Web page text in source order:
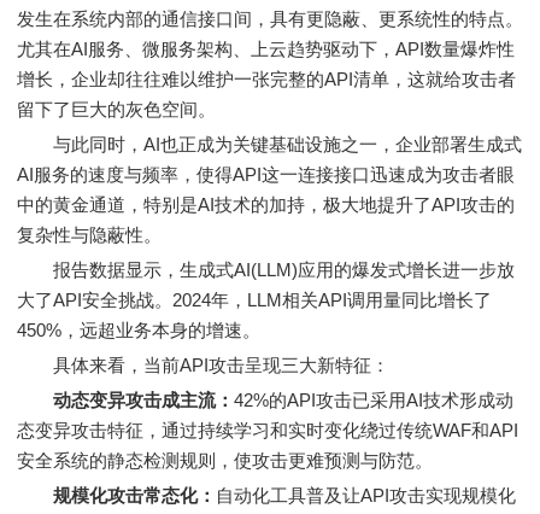
发生在系统内部的通信接口间，具有更隐蔽、更系统性的特点。
尤其在AI服务、微服务架构、上云趋势驱动下，API数量爆炸性
增长，企业却往往难以维护一张完整的API清单，这就给攻击者
留下了巨大的灰色空间。
与此同时，AI也正成为关键基础设施之一，企业部署生成式
AI服务的速度与频率，使得API这一连接接口迅速成为攻击者眼
中的黄金通道，特别是AI技术的加持，极大地提升了API攻击的
复杂性与隐蔽性。
报告数据显示，生成式AI(LLM)应用的爆发式增长进一步放
大了API安全挑战。2024年，LLM相关API调用量同比增长了
450%，远超业务本身的增速。
具体来看，当前API攻击呈现三大新特征：
动态变异攻击成主流： 42%的API攻击已采用AI技术形成动
态变异攻击特征，通过持续学习和实时变化绕过传统WAF和API
安全系统的静态检测规则，使攻击更难预测与防范。
规模化攻击常态化： 自动化工具普及让API攻击实现规模化